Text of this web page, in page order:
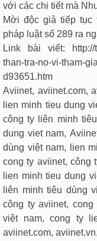
với các chi tiết mà
Mời độc giả tiếp tục
pháp luật số 289 ra
Link bài viết:
than-tra-no-vi-tham-
d93651.htm
Aviinet, aviinet.com,
lien minh tieu dung
công ty liên minh
dung viet nam,
dùng việt nam, lien
cong ty aviinet, công
lien minh tieu dung
liên minh tiêu dùng
công ty aviinet,
việt nam, cong ty
aviinet.com,